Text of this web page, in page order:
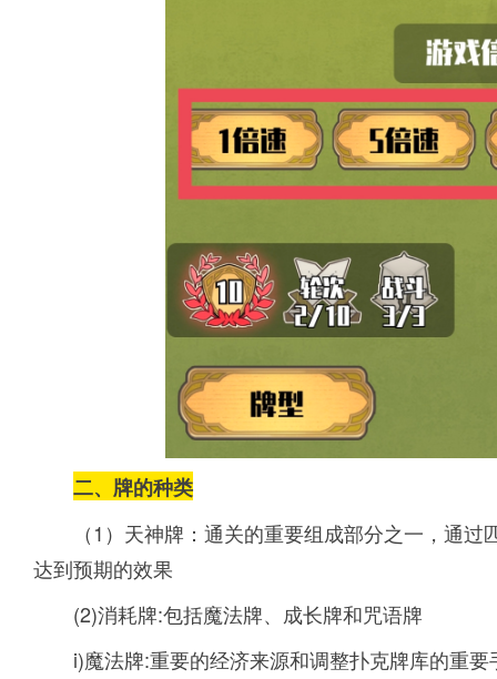
二、牌的种类
（1）天神牌：通关的重要组成部分之一，通
达到预期的效果
(2)消耗牌:包括魔法牌、成长牌和咒语牌
i)魔法牌:重要的经济来源和调整扑克牌库的重